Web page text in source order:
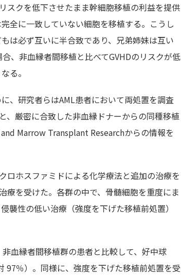
スクを低下させたまま幹細胞移植の利益を提供
全に一致していない細胞を移植する。こうし
は必ず互いに半合致であり、兄弟姉妹は互い
、非血縁者間移植と比べてGVHDのリスクが低
る。
、研究者らはAML患者において両処置を調査
、厳密に合致した非血縁ドナーからの同種移植
Marrow Transplant Researchからの情報を
ロホスファミドによる化学療法と追加の治療を
療を受けた。各群の中で、骨髄細胞を重度にま
襲性の低い治療（強度を下げた移植前処置）
血縁者間移植群の患者と比較して、好中球
97％）。同様に、強度を下げた移植前処置を受